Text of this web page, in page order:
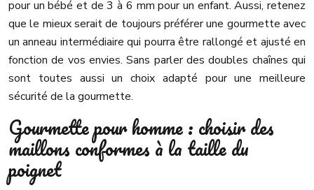
pour un bébé et de 3 à 6 mm pour un enfant. Aussi, retenez
que le mieux serait de toujours préférer une gourmette avec
un anneau intermédiaire qui pourra être rallongé et ajusté en
fonction de vos envies. Sans parler des doubles chaînes qui
sont toutes aussi un choix adapté pour une meilleure
sécurité de la gourmette.
Gourmette pour homme : choisir des
maillons conformes à la taille du
poignet